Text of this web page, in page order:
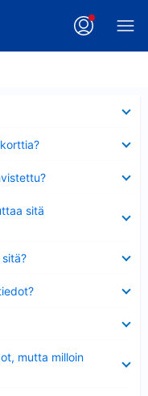
sitä
mutta milloin